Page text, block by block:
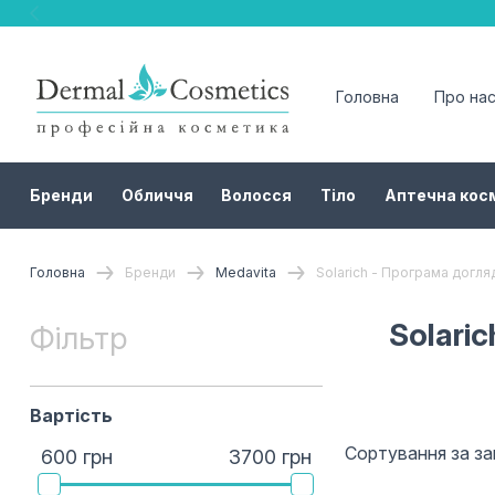
Головна Про нас
Бренди Обличчя Волосся Тіло Аптечна
Головна Бренди Medavita Solarich - Програма
Фільтр
Вартість
600 грн 3700 грн Сортування за